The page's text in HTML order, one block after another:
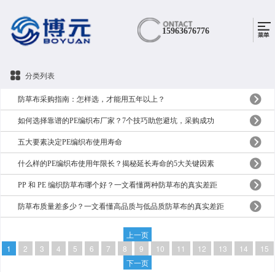
15963676776
分类列表
防草布采购指南：怎样选，才能用五年以上？
如何选择靠谱的PE编织布厂家？7个技巧助您避坑，采购成功
五大要素决定PE编织布使用寿命
什么样的PE编织布使用年限长？揭秘延长寿命的5大关键因素
PP 和 PE 编织防草布哪个好？一文看懂两种防草布的真实差距
防草布质量差多少？一文看懂高品质与低品质防草布的真实差距
上一页
1
2 3 4 5 6 7 8 9 10 11 12 13 14
15
下一页